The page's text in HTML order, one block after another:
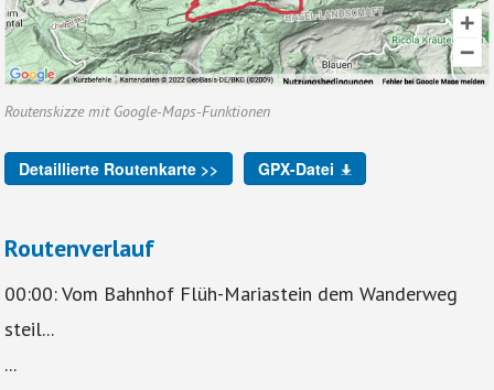
Routenskizze mit Google-Maps-Funktionen
Detaillierte Routenkarte >> GPX-Datei
Routenverlauf
00:00: Vom Bahnhof Flüh-Mariastein dem Wanderweg
steil...
...